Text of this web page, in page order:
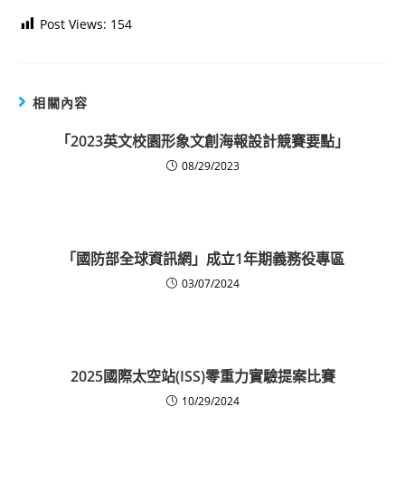
Post Views: 154
相關內容
「2023英文校園形象文創海報設計競賽要點」
08/29/2023
「國防部全球資訊網」成立1年期義務役專區
03/07/2024
2025國際太空站(ISS)零重力實驗提案比賽
10/29/2024